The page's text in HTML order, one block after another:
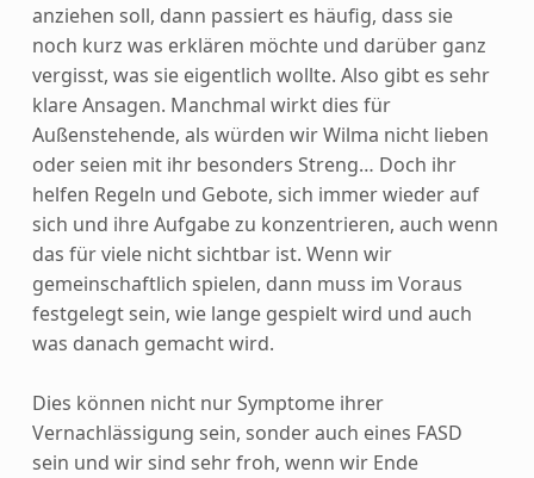
anziehen soll, dann passiert es häufig, dass sie
noch kurz was erklären möchte und darüber ganz
vergisst, was sie eigentlich wollte. Also gibt es sehr
klare Ansagen. Manchmal wirkt dies für
Außenstehende, als würden wir Wilma nicht lieben
oder seien mit ihr besonders Streng… Doch ihr
helfen Regeln und Gebote, sich immer wieder auf
sich und ihre Aufgabe zu konzentrieren, auch wenn
das für viele nicht sichtbar ist. Wenn wir
gemeinschaftlich spielen, dann muss im Voraus
festgelegt sein, wie lange gespielt wird und auch
was danach gemacht wird.
Dies können nicht nur Symptome ihrer
Vernachlässigung sein, sonder auch eines FASD
sein und wir sind sehr froh, wenn wir Ende